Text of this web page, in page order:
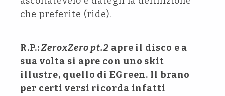
che preferite (ride).
R.P.:ZeroxZero pt.2 apre il disco e a
sua volta si apre con uno skit
illustre, quello di EGreen. Il brano
per certi versi ricorda infatti